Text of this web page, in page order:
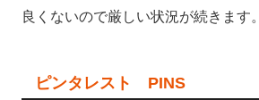
良くないので厳しい状況が続きます。
ピンタレスト PINS